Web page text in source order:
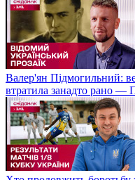
Валер'ян Підмогильний:
втратила занадто рано —